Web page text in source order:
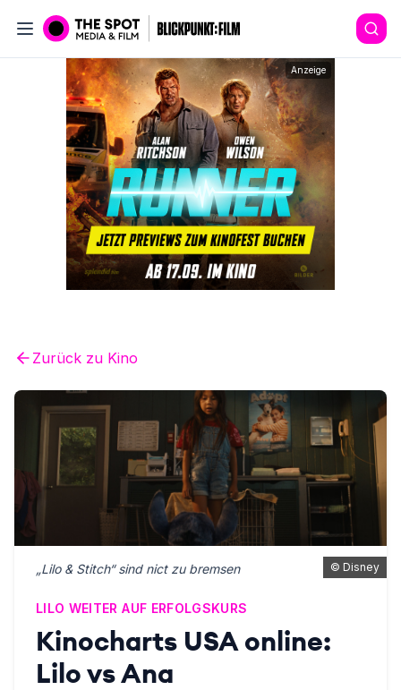
Anzeige
Zurück zu Kino
© Disney
„Lilo & Stitch“ sind nict zu bremsen
LILO WEITER AUF ERFOLGSKURS
Kinocharts USA online:
Lilo vs Ana